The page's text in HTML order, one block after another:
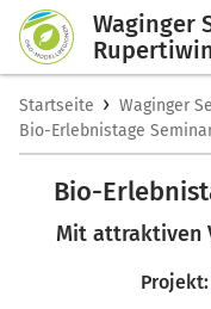
Waginger
Startseite › Waginger
Bio-Erlebnistage
Bio-
Mit attraktiven
Projekt: